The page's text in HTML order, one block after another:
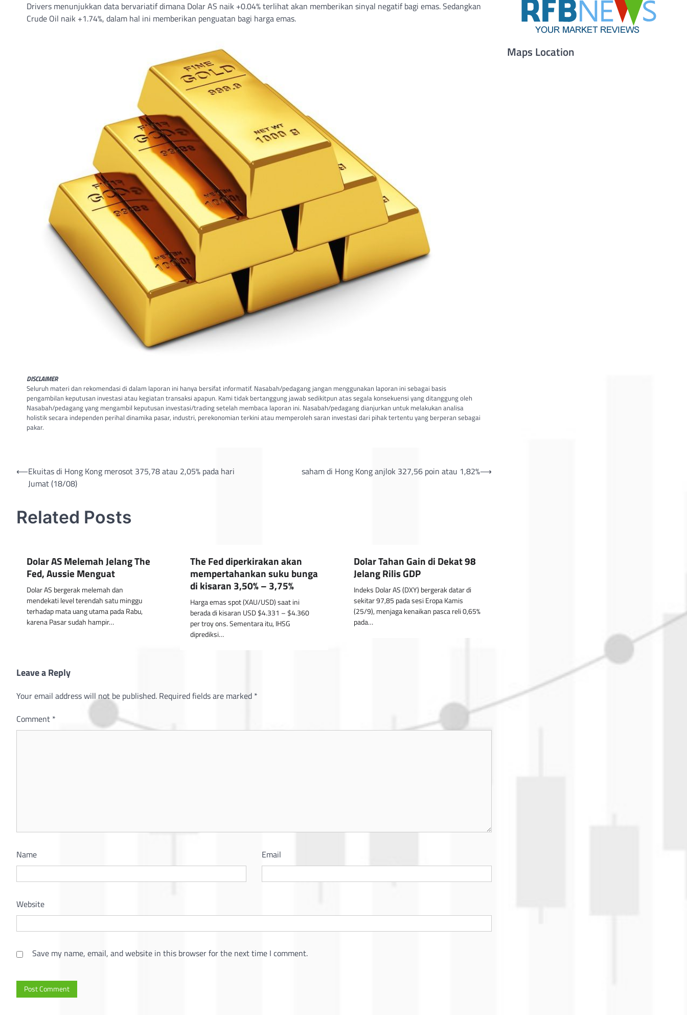
Drivers menunjukkan data bervariatif dimana Dolar AS naik +0.04% terlihat akan memberikan sinyal negatif bagi emas. Sedangkan
Crude Oil naik +1.74%, dalam hal ini memberikan penguatan bagi harga emas.
DISCLAIMER
Seluruh materi dan rekomendasi di dalam laporan ini hanya bersifat informatif. Nasabah/pedagang jangan menggunakan laporan ini sebagai basis
pengambilan keputusan investasi atau kegiatan transaksi apapun. Kami tidak bertanggung jawab sedikitpun atas segala konsekuensi yang ditanggung oleh
Nasabah/pedagang yang mengambil keputusan investasi/trading setelah membaca laporan ini. Nasabah/pedagang dianjurkan untuk melakukan analisa
holistik secara independen perihal dinamika pasar, industri, perekonomian terkini atau memperoleh saran investasi dari pihak tertentu yang berperan sebagai
pakar.
Post
navigation
⟵Ekuitas di Hong Kong merosot 375,78 atau 2,05% pada hari
Jumat (18/08)
saham di Hong Kong anjlok 327,56 poin atau 1,82%⟶
Related Posts
Dolar AS Melemah Jelang The
Fed, Aussie Menguat
Dolar AS bergerak melemah dan
mendekati level terendah satu minggu
terhadap mata uang utama pada Rabu,
karena Pasar sudah hampir…
The Fed diperkirakan akan
mempertahankan suku bunga
di kisaran 3,50% – 3,75%
Harga emas spot (XAU/USD) saat ini
berada di kisaran USD $4.331 – $4.360
per troy ons. Sementara itu, IHSG
diprediksi…
Dolar Tahan Gain di Dekat 98
Jelang Rilis GDP
Indeks Dolar AS (DXY) bergerak datar di
sekitar 97,85 pada sesi Eropa Kamis
(25/9), menjaga kenaikan pasca reli 0,65%
pada…
Leave a Reply
Your email address will not be published. Required fields are marked *
Comment *
Name Email
Website
Save my name, email, and website in this browser for the next time I comment.
Maps Location